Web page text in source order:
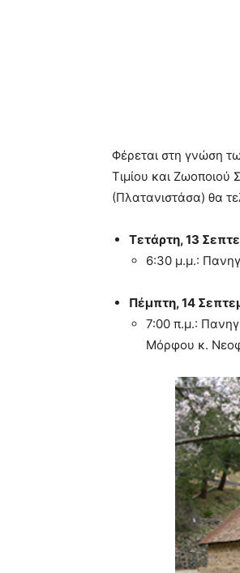
Φέρεται στη γνώση
Τιμίου και Ζωοποιού
(Πλατανιστάσα) θα
Τετάρτη, 13
6:30 μ.μ.:
Πέμπτη, 14
7:00 π.μ.:
Μόρφου κ.